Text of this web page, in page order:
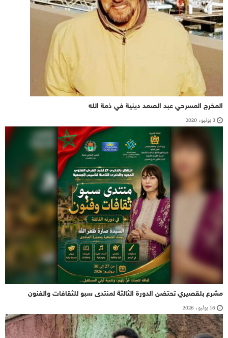
المخرج المسرحي عبد الصمد دينية في ذمة الله‎
3 يونيو، 2020
مشرع بلقصيري تحتضن الدورة الثالثة لمنتدى سبو للثقافات والفنون
16 يوليو، 2026